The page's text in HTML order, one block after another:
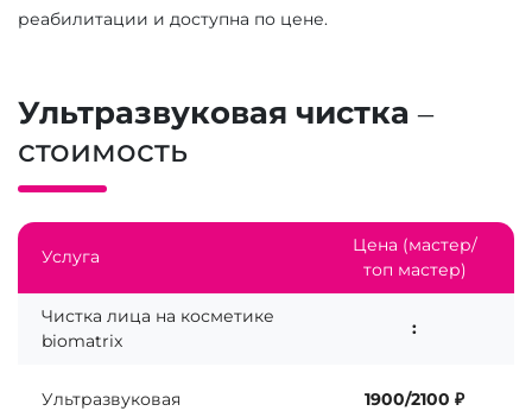
реабилитации и доступна по цене.
Ультразвуковая чистка –
стоимость
Услуга
Цена (мастер/
топ мастер)
Чистка лица на косметике
biomatrix
:
Ультразвуковая 1900/2100 ₽